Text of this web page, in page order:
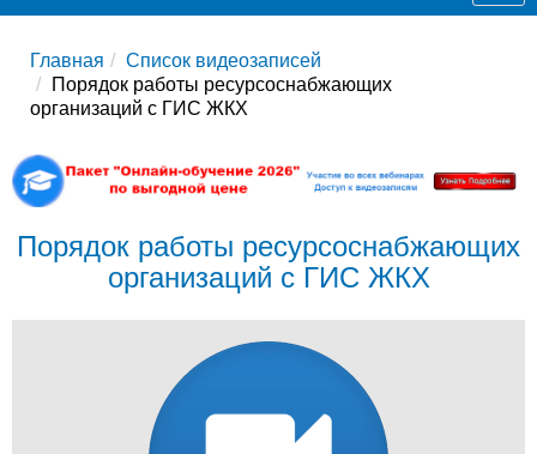
Главная
Список видеозаписей
Порядок работы ресурсоснабжающих
организаций с ГИС ЖКХ
Порядок работы ресурсоснабжающих
организаций с ГИС ЖКХ